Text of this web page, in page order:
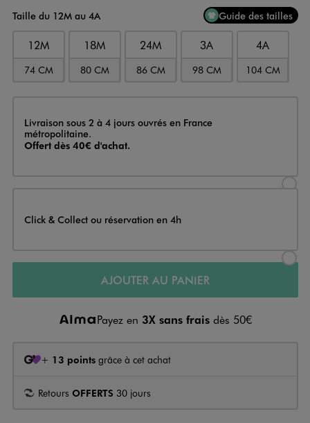
Taille du 12M au 4A
Guide des tailles
12M
74 CM
18M
80 CM
24M
86 CM
3A
98 CM
4A
104 CM
Livraison
Livraison sous 2 à 4 jours ouvrés en France
métropolitaine.
Offert dès 40€ d'achat.
Click & Collect ou réservation en 4h
AJOUTER AU PANIER
Payez en 3X sans frais dès 50€
+ 13 points grâce à cet achat
Retours OFFERTS 30 jours